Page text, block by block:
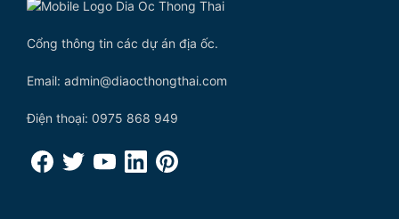
Cổng thông tin các dự án địa ốc.
Email: admin@diaocthongthai.com
Điện thoại: 0975 868 949